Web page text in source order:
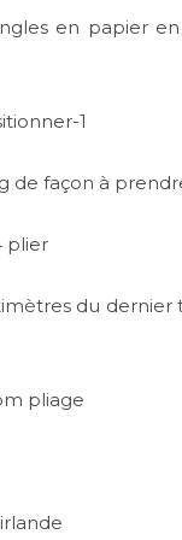
en papier
façon à
du dernier